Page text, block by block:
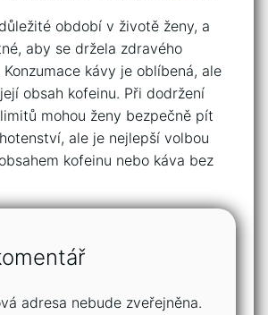
období v životě ženy, a
aby se držela zdravého
kávy je oblíbená, ale
obsah kofeinu. Při dodržení
mohou ženy bezpečně pít
ale je nejlepší volbou
kofeinu nebo káva bez
adresa nebude zveřejněna.